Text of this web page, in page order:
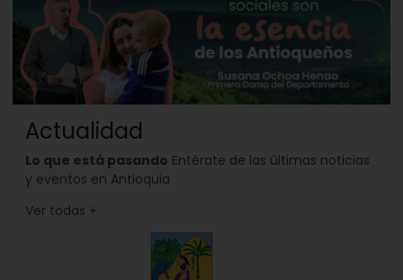
Actualidad
Lo que está pasando Entérate de las últimas noticias
y eventos en Antioquia
Ver todas +